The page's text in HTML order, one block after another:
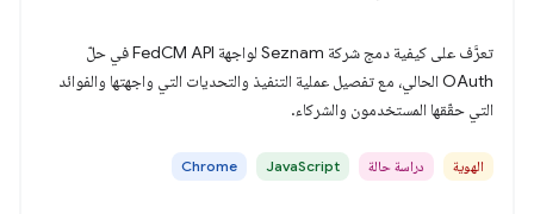
تعرَّف على كيفية دمج شركة Seznam لواجهة FedCM API في حلّ
OAuth الحالي، مع تفصيل عملية التنفيذ والتحديات التي واجهتها والفوائد
التي حقّقها المستخدمون والشركاء.
الهوية دراسة حالة JavaScript
Chrome